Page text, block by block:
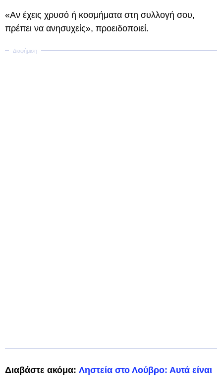
«Αν έχεις χρυσό ή κοσμήματα στη συλλογή σου,
πρέπει να ανησυχείς», προειδοποιεί.
Διαβάστε ακόμα: Ληστεία στο Λούβρο: Αυτά είναι